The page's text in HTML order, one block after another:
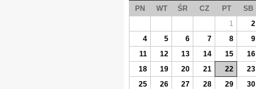
PN WT ŚR CZ PT SB
1
2
4
5 6 7 8 9
11
12 13 14 15 16
18
19 20 21 22 23
25
26 27 28 29 30